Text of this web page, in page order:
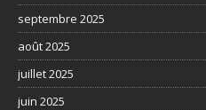
septembre 2025
août 2025
juillet 2025
juin 2025